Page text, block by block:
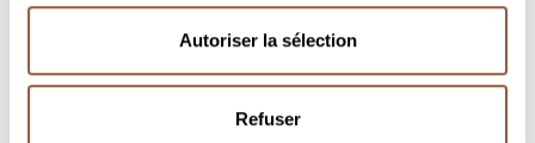
Autoriser la sélection
Refuser
cuites, fromages à pâtes molles à croûtes fleuries,
desserts aux fruits desserts.
Température de service entre 13° et 15°